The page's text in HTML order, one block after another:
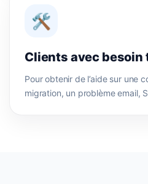
🛠️
Clients avec besoin
Pour obtenir de l’aide sur une
migration, un problème email,